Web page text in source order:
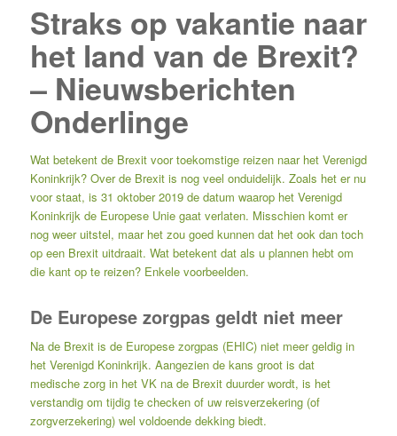
Straks op vakantie naar
het land van de Brexit?
– Nieuwsberichten
Onderlinge
Wat betekent de Brexit voor toekomstige reizen naar het Verenigd
Koninkrijk? Over de Brexit is nog veel onduidelijk. Zoals het er nu
voor staat, is 31 oktober 2019 de datum waarop het Verenigd
Koninkrijk de Europese Unie gaat verlaten. Misschien komt er
nog weer uitstel, maar het zou goed kunnen dat het ook dan toch
op een Brexit uitdraait. Wat betekent dat als u plannen hebt om
die kant op te reizen? Enkele voorbeelden.
De Europese zorgpas geldt niet meer
Na de Brexit is de Europese zorgpas (EHIC) niet meer geldig in
het Verenigd Koninkrijk. Aangezien de kans groot is dat
medische zorg in het VK na de Brexit duurder wordt, is het
verstandig om tijdig te checken of uw reisverzekering (of
zorgverzekering) wel voldoende dekking biedt.